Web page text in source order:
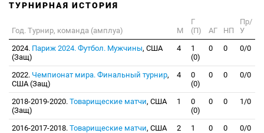
ТУРНИРНАЯ ИСТОРИЯ
Год. Турнир, команда (амплуа) М
Г
(П)
АГ НП
Пр/
У
2024. Париж 2024. Футбол. Мужчины, США
(Защ)
4
1
(0)
0 0 0/0
2022. Чемпионат мира. Финальный турнир,
США (Защ)
4
0
(0)
0 0 0/0
2018-2019-2020. Товарищеские матчи, США
(Защ)
1
0
(0)
0 0 1/0
2016-2017-2018. Товарищеские матчи, США
2
1
0 0 0/0